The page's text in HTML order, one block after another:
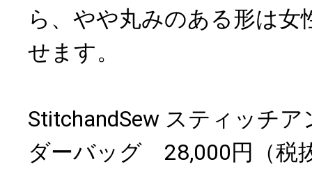
ら、やや丸みのある形は女
せます。
StitchandSew スティッチ
ダーバッグ 28,000円（税